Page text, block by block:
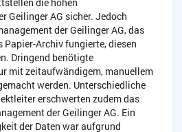
Geilinger AG sicher. Jedoch
der Geilinger AG, das
Archiv fungierte, diesen
Dringend benötigte
mit zeitaufwändigem, manuellem
werden. Unterschiedliche
erschwerten zudem das
der Geilinger AG. Ein
der Daten war aufgrund